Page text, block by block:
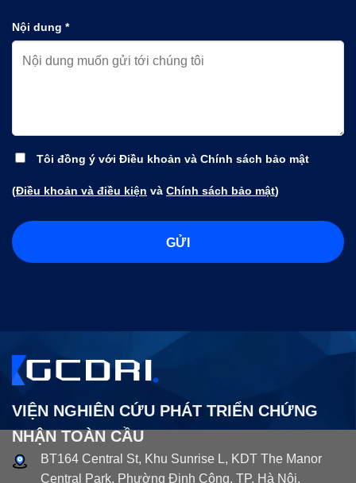
Nội dung *
Tôi đồng ý với Điều khoản và Chính sách bảo mật
(Điều khoản và điều kiện và Chính sách bảo mật)
VIỆN NGHIÊN CỨU PHÁT TRIỂN CHỨNG
NHẬN TOÀN CẦU
BT164 Central St, Khu Sunrise L, KDT The Manor
Central Park, Phường Định Công, TP. Hà Nội.